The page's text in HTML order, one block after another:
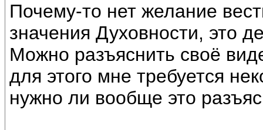
Почему-то нет желание
значения Духовности, это
Можно разъяснить своё
для этого мне требуется
нужно ли вообще это